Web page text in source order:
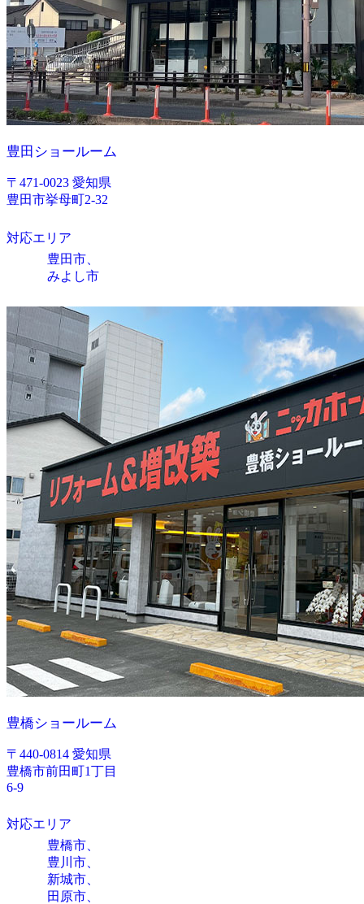
豊田ショールーム
〒471-0023 愛知県
豊田市挙母町2-32
対応エリア
豊田市、
みよし市
豊橋ショールーム
〒440-0814 愛知県
豊橋市前田町1丁目
6-9
対応エリア
豊橋市、
豊川市、
新城市、
田原市、